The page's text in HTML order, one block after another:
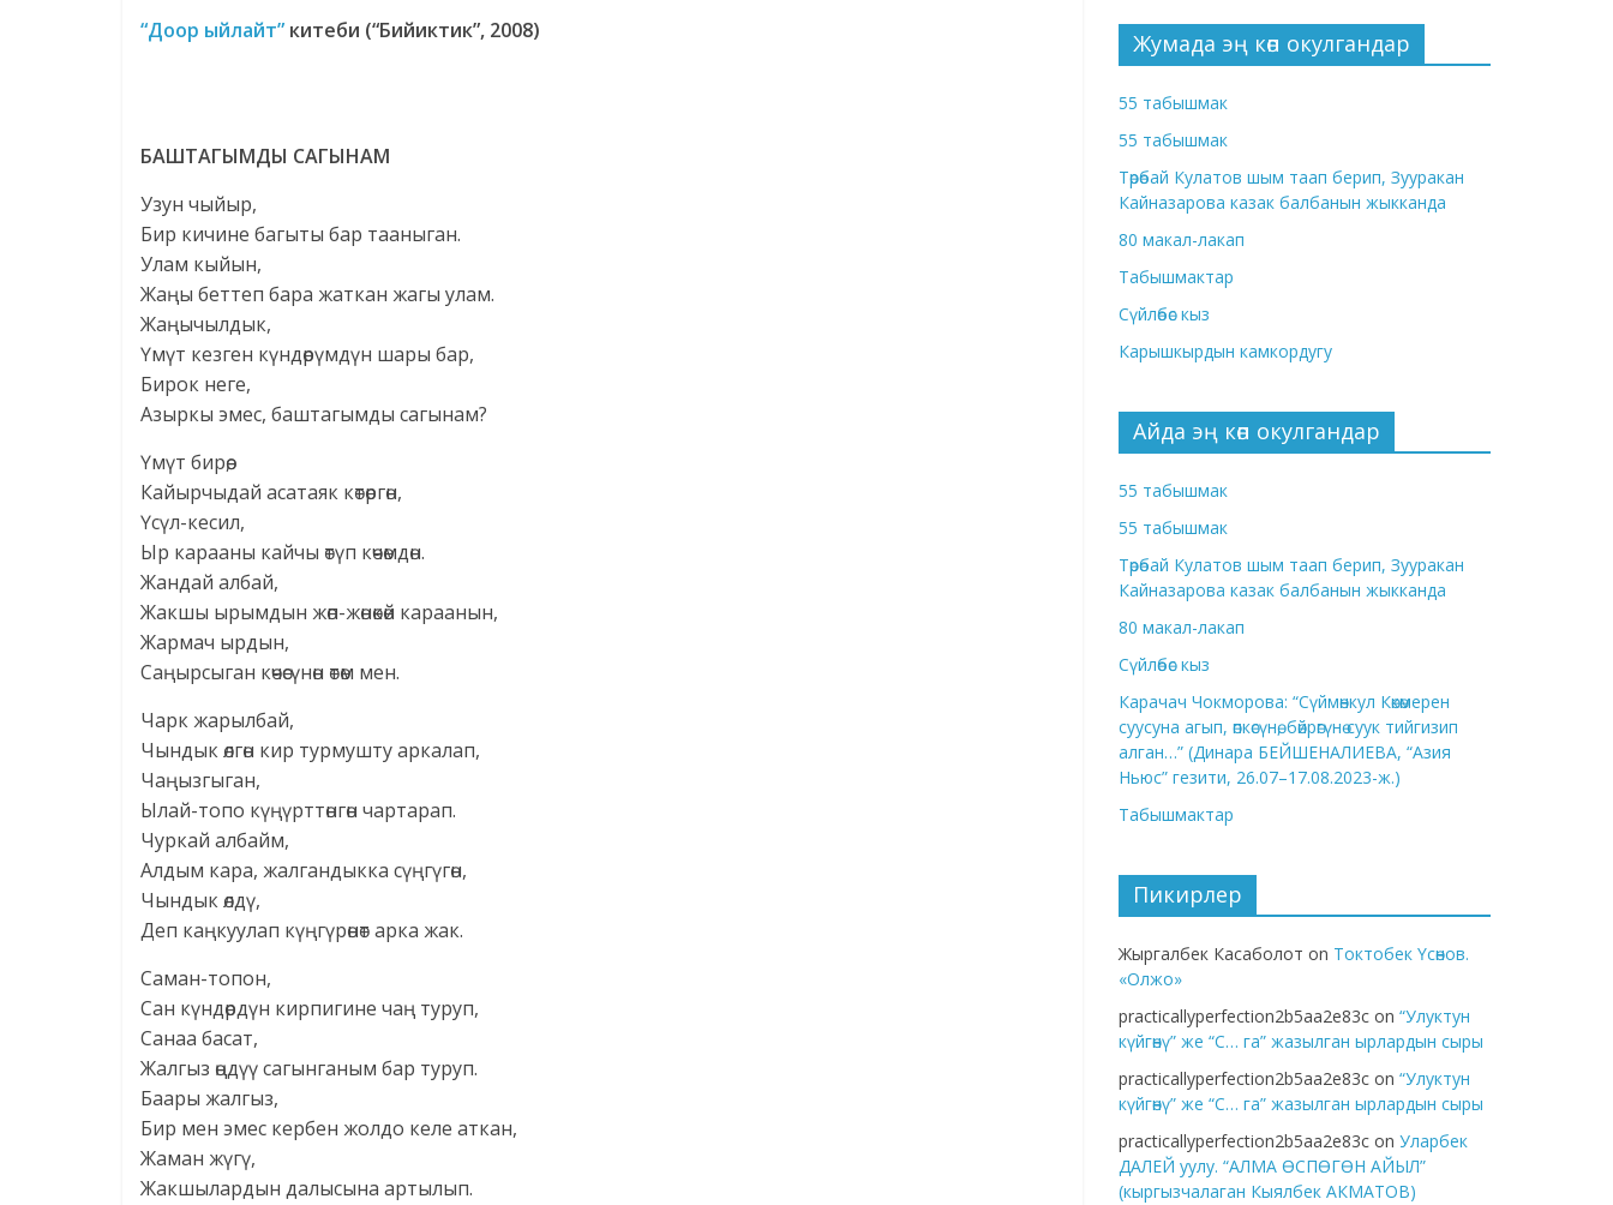
“Доор ыйлайт” китеби (“Бийиктик”, 2008)
БАШТАГЫМДЫ САГЫНАМ
Узун чыйыр,
Бир кичине багыты бар тааныган.
Улам кыйын,
Жаңы беттеп бара жаткан жагы улам.
Жаңычылдык,
Үмүт кезген күндөрүмдүн шары бар,
Бирок неге,
Азыркы эмес, баштагымды сагынам?
Үмүт бирөө,
Кайырчыдай асатаяк көтөргөн,
Үсүл-кесил,
Ыр карааны кайчы өтүп көчөмдөн.
Жандай албай,
Жакшы ырымдын жөп-жөнөкөй караанын,
Жармач ырдын,
Саңырсыган көчөсүнөн өтөм мен.
Чарк жарылбай,
Чындык өлгөн кир турмушту аркалап,
Чаңызгыган,
Ылай-топо күңүрттөнгөн чартарап.
Чуркай албайм,
Алдым кара, жалгандыкка сүңгүгөн,
Чындык өлдү,
Деп каңкуулап күңгүрөнөт арка жак.
Саман-топон,
Сан күндөрдүн кирпигине чаң туруп,
Санаа басат,
Жалгыз өңдүү сагынганым бар туруп.
Баары жалгыз,
Бир мен эмес кербен жолдо келе аткан,
Жаман жүгү,
Жакшылардын далысына артылып.
Жумада эң көп окулгандар
55 табышмак
55 табышмак
Төрөбай Кулатов шым таап берип, Зууракан
Кайназарова казак балбанын жыкканда
80 макал-лакап
Табышмактар
Сүйлөбөс кыз
Карышкырдын камкордугу
Айда эң көп окулгандар
55 табышмак
55 табышмак
Төрөбай Кулатов шым таап берип, Зууракан
Кайназарова казак балбанын жыкканда
80 макал-лакап
Сүйлөбөс кыз
Карачач Чокморова: “Сүймөнкул Көкөмерен
суусуна агып, өпкөсүнө, бөйрөгүнө суук тийгизип
алган…” (Динара БЕЙШЕНАЛИЕВА, “Азия
Ньюс” гезити, 26.07–17.08.2023-ж.)
Табышмактар
Пикирлер
Жыргалбек Касаболот on Токтобек Үсөнов.
«Олжо»
practicallyperfection2b5aa2e83c on “Улуктун
күйгөнү” же “С… га” жазылган ырлардын сыры
practicallyperfection2b5aa2e83c on “Улуктун
күйгөнү” же “С… га” жазылган ырлардын сыры
practicallyperfection2b5aa2e83c on Уларбек
ДАЛЕЙ уулу. “АЛМА ӨСПӨГӨН АЙЫЛ”
(кыргызчалаган Кыялбек АКМАТОВ)